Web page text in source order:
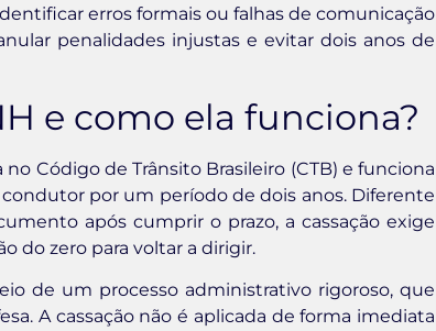
erros formais ou falhas de comunicação
penalidades injustas e evitar dois anos de
e como ela funciona?
Código de Trânsito Brasileiro (CTB) e funciona
por um período de dois anos. Diferente
após cumprir o prazo, a cassação exige
do zero para voltar a dirigir.
de um processo administrativo rigoroso, que
A cassação não é aplicada de forma imediata